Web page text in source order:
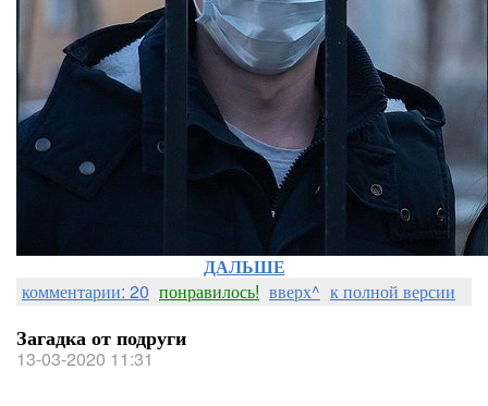
ДАЛЬШЕ
комментарии: 20 понравилось! вверх^ к полной версии
Загадка от подруги
13-03-2020 11:31